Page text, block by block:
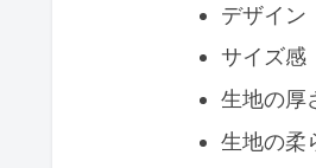
デザ
サイ
生地
生地の